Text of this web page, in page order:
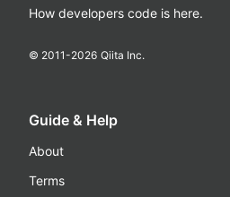
How developers code is here.
© 2011-2026 Qiita Inc.
Guide & Help
About
Terms